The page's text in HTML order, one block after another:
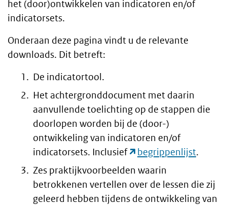
het (door)ontwikkelen van indicatoren en/of
indicatorsets.
Onderaan deze pagina vindt u de relevante
downloads. Dit betreft:
De indicatortool.
Het achtergronddocument met daarin
aanvullende toelichting op de stappen die
doorlopen worden bij de (door-)
ontwikkeling van indicatoren en/of
indicatorsets. Inclusief
begrippenlijst.
Zes praktijkvoorbeelden waarin
betrokkenen vertellen over de lessen die zij
geleerd hebben tijdens de ontwikkeling van